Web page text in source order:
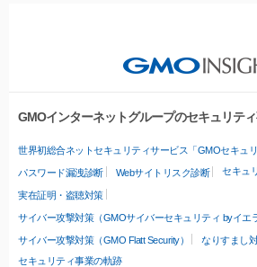
GMOインターネットグループのセキュリテ
世界初総合ネットセキュリティサービス「GMOセキュリ
パスワード漏洩診断 Webサイトリスク診断 セキュ
実在証明・盗聴対策
サイバー攻撃対策（GMOサイバーセキュリティ byイエ
サイバー攻撃対策（GMO Flatt Security）
なりすまし
セキュリティ事業の軌跡